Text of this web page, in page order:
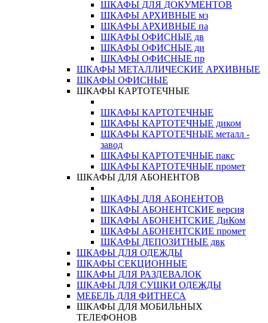
ШКАФЫ ДЛЯ ДОКУМЕНТОВ
ШКАФЫ АРХИВНЫЕ мз
ШКАФЫ АРХИВНЫЕ па
ШКАФЫ ОФИСНЫЕ дв
ШКАФЫ ОФИСНЫЕ ди
ШКАФЫ ОФИСНЫЕ пр
ШКАФЫ МЕТАЛЛИЧЕСКИЕ АРХИВНЫЕ
ШКАФЫ ОФИСНЫЕ
ШКАФЫ КАРТОТЕЧНЫЕ
ШКАФЫ КАРТОТЕЧНЫЕ
ШКАФЫ КАРТОТЕЧНЫЕ диком
ШКАФЫ КАРТОТЕЧНЫЕ металл -
завод
ШКАФЫ КАРТОТЕЧНЫЕ пакс
ШКАФЫ КАРТОТЕЧНЫЕ промет
ШКАФЫ ДЛЯ АБОНЕНТОВ
ШКАФЫ ДЛЯ АБОНЕНТОВ
ШКАФЫ АБОНЕНТСКИЕ версия
ШКАФЫ АБОНЕНТСКИЕ ДиКом
ШКАФЫ АБОНЕНТСКИЕ промет
ШКАФЫ ДЕПОЗИТНЫЕ двк
ШКАФЫ ДЛЯ ОДЕЖДЫ
ШКАФЫ СЕКЦИОННЫЕ
ШКАФЫ ДЛЯ РАЗДЕВАЛОК
ШКАФЫ ДЛЯ СУШКИ ОДЕЖДЫ
МЕБЕЛЬ ДЛЯ ФИТНЕСА
ШКАФЫ ДЛЯ МОБИЛЬНЫХ
ТЕЛЕФОНОВ